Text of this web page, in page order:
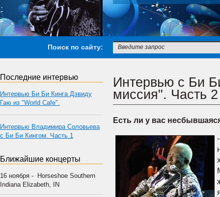
Поиск по сайту:
Последние интервью
Интервью Би Би Кинга Дэвиду
Гаю из "World Cafe".
Интервью Владимира Соловьева
с Би Би Кингом. Часть 1
Ближайшие концерты
16 ноября - Horseshoe Southern
Indiana Elizabeth, IN
Интервью с Би
миссия". Часть 2
Есть ли у вас